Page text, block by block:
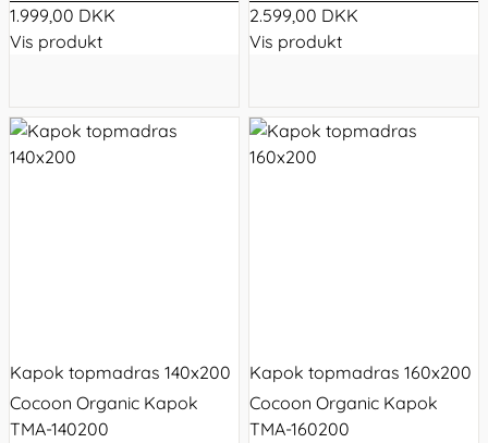
1.999,00 DKK
Vis produkt
2.599,00 DKK
Vis produkt
Kapok topmadras 140x200
Cocoon Organic Kapok
TMA-140200
Kapok topmadras 160x200
Cocoon Organic Kapok
TMA-160200